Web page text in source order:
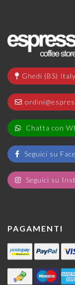
Ghedi (BS) Italy
Chatta con
Seguici su
Seguici su
PAGAMENTI